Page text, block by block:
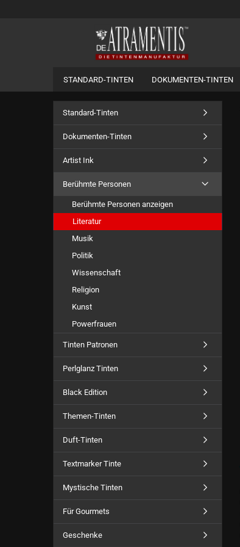
STANDARD-TINTEN DOKUMENTEN-TINTEN
Standard-Tinten
Dokumenten-Tinten
Artist Ink
Berühmte Personen
Berühmte Personen anzeigen
Literatur
Musik
Politik
Wissenschaft
Religion
Kunst
Powerfrauen
Tinten Patronen
Perlglanz Tinten
Black Edition
Themen-Tinten
Duft-Tinten
Textmarker Tinte
Mystische Tinten
Für Gourmets
Geschenke